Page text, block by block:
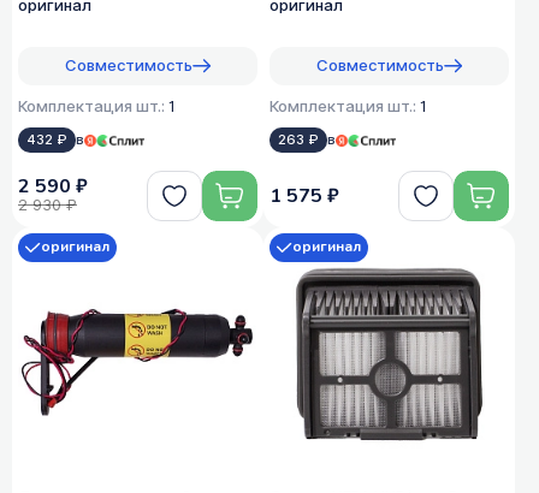
оригинал
Совместимость
Комплектация шт.: 1
432 ₽ в
2 590 ₽
2 930 ₽
оригинал
Совместимость
Комплектация шт.: 1
263 ₽ в
1 575 ₽
оригинал оригинал